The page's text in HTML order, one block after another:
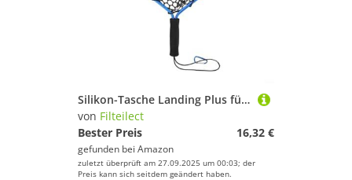
Silikon-Tasche Landing Plus für Eva-Grifflänge, zusammenklappbares Teleskopnetz mit Fliege zum Karpfenangeln, 45 cm
von Filteilect
Bester Preis
16,32 €
gefunden bei Amazon
zuletzt überprüft am 27.09.2025 um 00:03; der
Preis kann sich seitdem geändert haben.